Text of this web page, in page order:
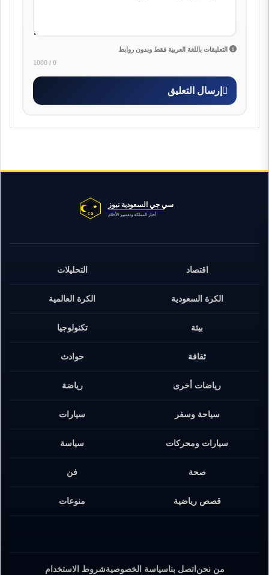
التعليقات باللغة العربية فقط وبدون روابط
0 / 1000
إرسال التعليق
اقتصاد التحليلات
الكرة السعودية الكرة العالمية
بيئة تكنولوجيا
ثقافة حوادث
رياضات أخرى رياضة
سياحة وسفر سيارات
سيارات ومحركات سياسة
صحة فن
قصص رياضية منوعات
من نحن اتصل بناسياسة الخصوصيةشروط الاستخدام